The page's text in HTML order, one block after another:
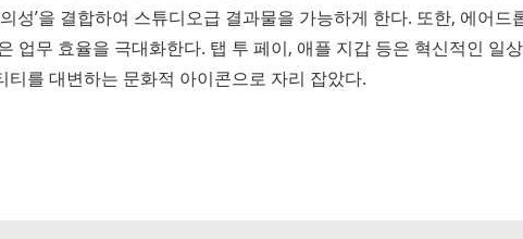
의성’을 결합하여 스튜디오급 결과물을 가능하게 한다. 또한, 에어드
업무 효율을 극대화한다. 탭 투 페이, 애플 지갑 등은 혁신적인 일
를 대변하는 문화적 아이콘으로 자리 잡았다.